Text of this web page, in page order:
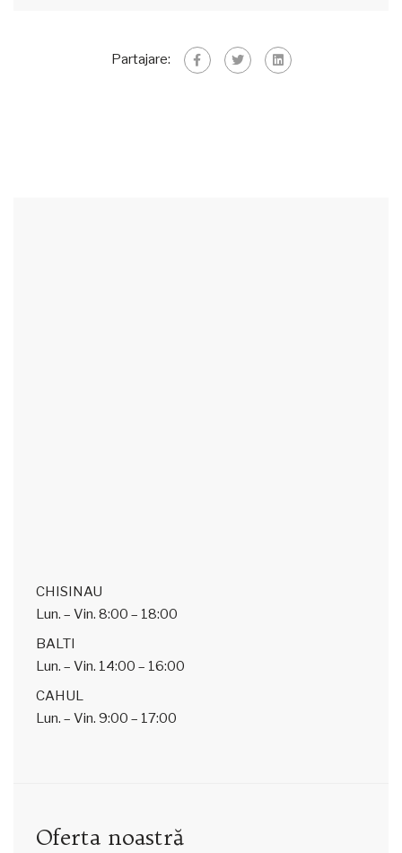
Partajare:
CHISINAU
Lun. – Vin. 8:00 – 18:00
BALTI
Lun. – Vin. 14:00 – 16:00
CAHUL
Lun. – Vin. 9:00 – 17:00
Oferta noastră